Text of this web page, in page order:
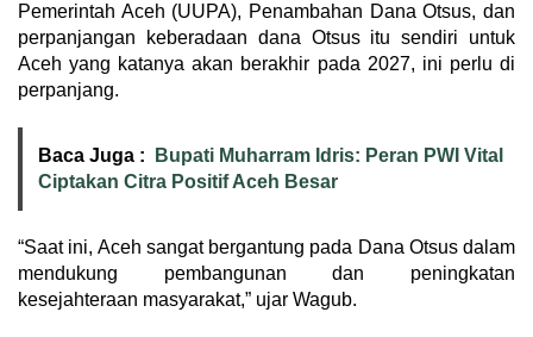
Pemerintah Aceh (UUPA), Penambahan Dana Otsus, dan
perpanjangan keberadaan dana Otsus itu sendiri untuk
Aceh yang katanya akan berakhir pada 2027, ini perlu di
perpanjang.
Baca Juga :
Bupati Muharram Idris: Peran PWI Vital
Ciptakan Citra Positif Aceh Besar
“Saat ini, Aceh sangat bergantung pada Dana Otsus dalam
mendukung pembangunan dan peningkatan
kesejahteraan masyarakat,” ujar Wagub.